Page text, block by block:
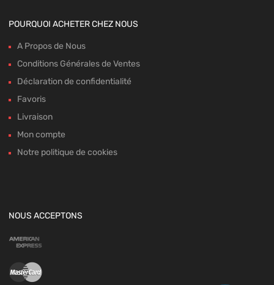
POURQUOI ACHETER CHEZ NOUS
A Propos de Nous
Conditions Générales de Ventes
Déclaration de confidentialité
Favoris
Livraison
Mon compte
Notre politique de cookies
NOUS ACCEPTONS